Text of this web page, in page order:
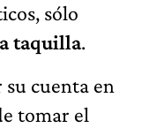
sólo
taquilla.
su cuenta en
tomar el